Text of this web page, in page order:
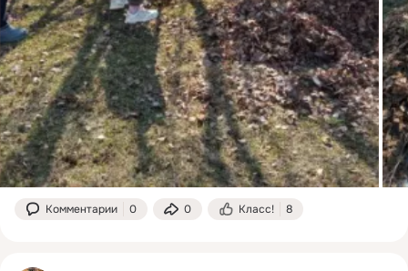
Комментарии 0 0 Класс! 8